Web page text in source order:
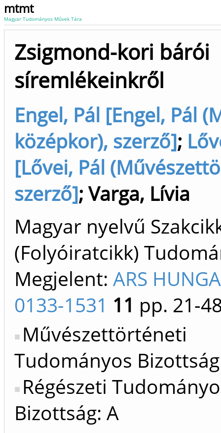
mtmt
Magyar Tudományos Művek Tára
Zsigmond-kori bárói
síremlékeinkről
Engel, Pál [Engel, Pál
középkor), szerző];
[Lővei, Pál
szerző];Varga, Lívia
Magyar nyelvű
(Folyóiratcikk)
Megjelent: ARS
0133-1531 11 pp. 21-
Művészettörténeti
Tudományos
Régészeti
Bizottság: A